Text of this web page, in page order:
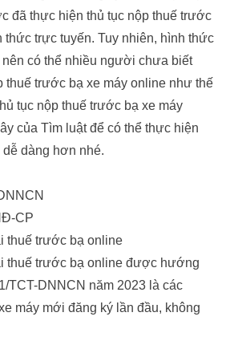
đã thực hiện thủ tục nộp thuế trước
thức trực tuyến. Tuy nhiên, hình thức
có thể nhiều người chưa biết
thuế trước bạ xe máy online như thế
tục nộp thuế trước bạ xe máy
của Tìm luật để có thể thực hiện
dễ dàng hơn nhé.
CP
trước bạ online
thuế trước bạ online được hướng
TCT-DNNCN năm 2023 là các
máy mới đăng ký lần đầu, không